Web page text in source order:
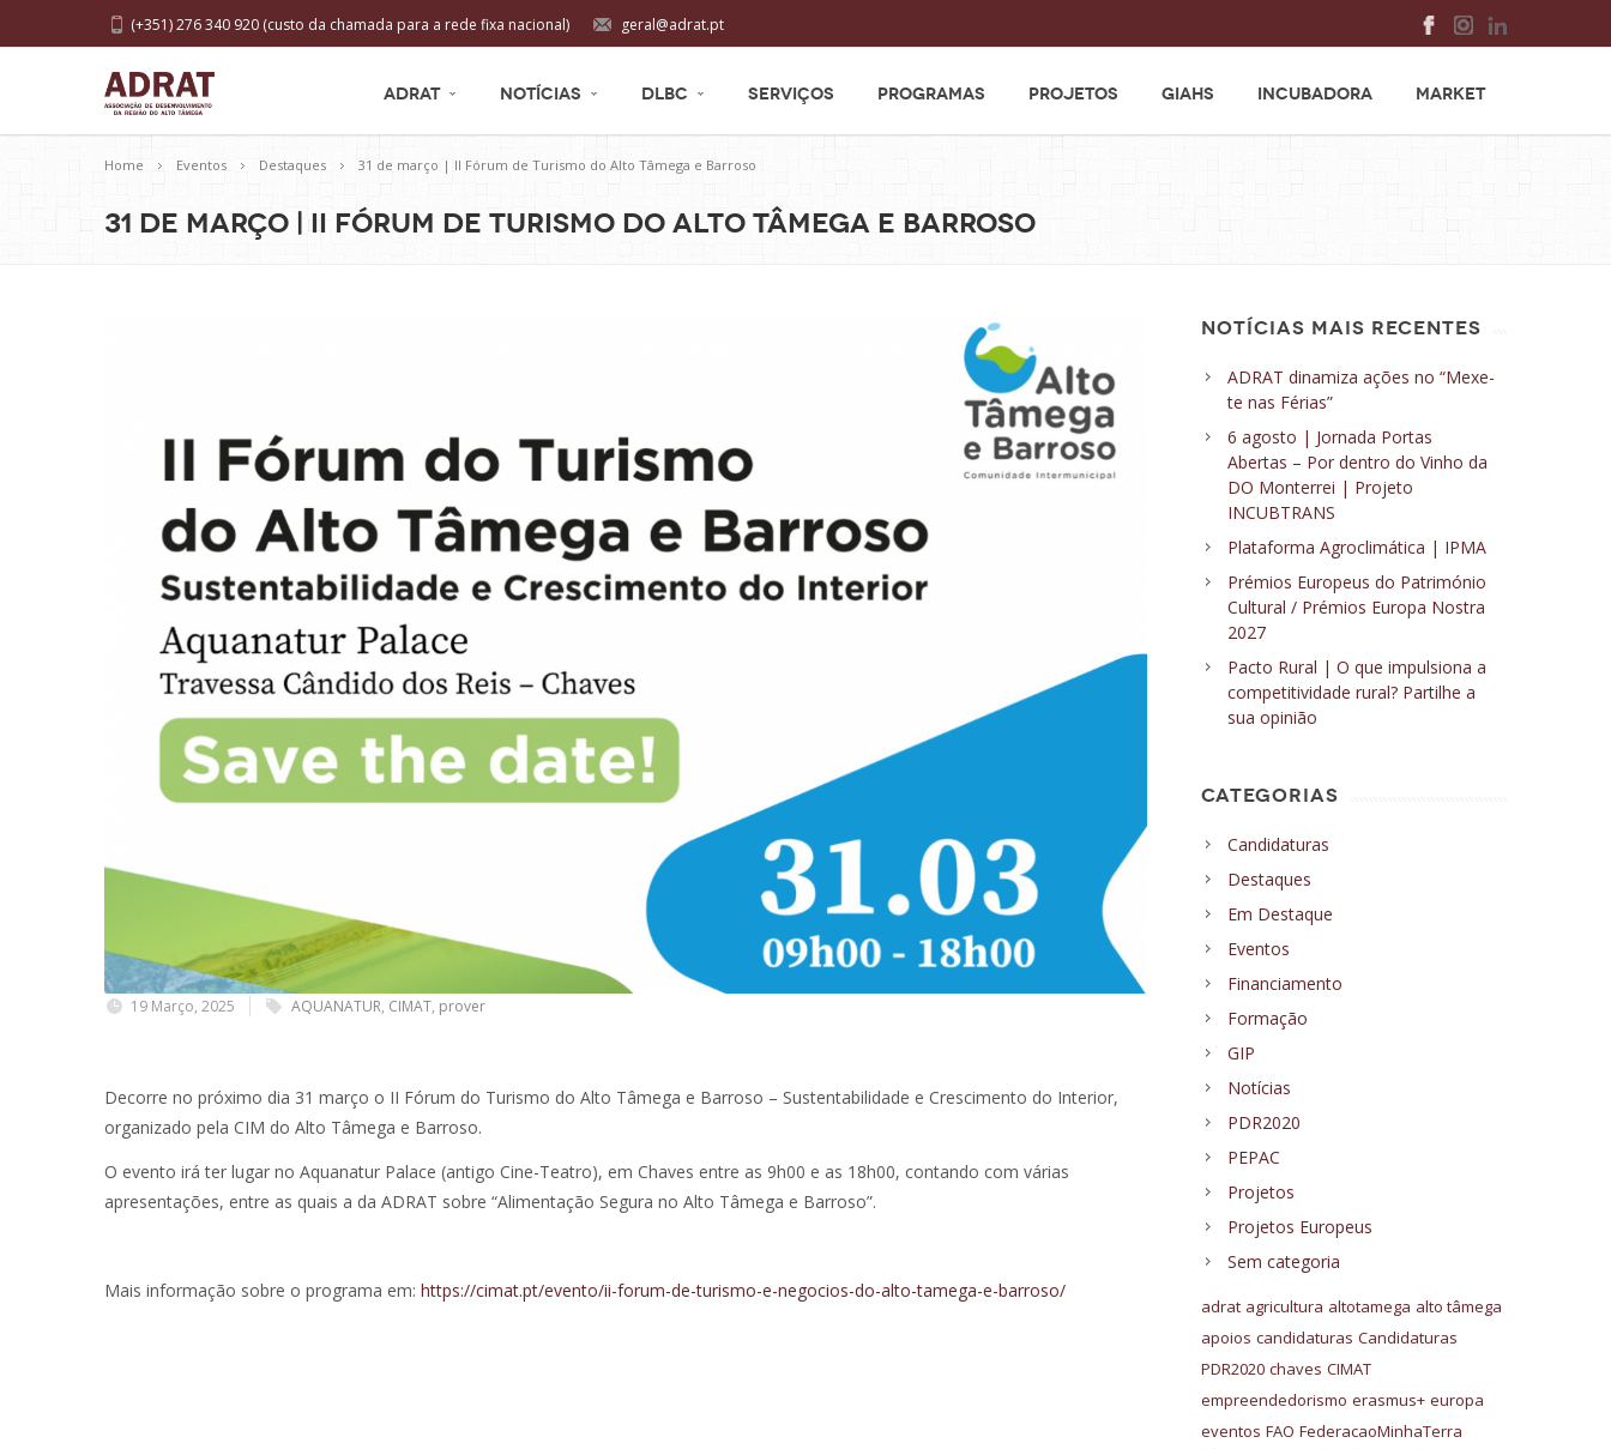
geral@adrat.pt
(+351) 276 340 920 (custo da chamada para a rede fixa nacional)
ADRAT NOTÍCIAS DLBC SERVIÇOS PROGRAMAS PROJETOS GIAHS INCUBADORA MARKET
Home Eventos Destaques 31 de março | II Fórum de Turismo do Alto Tâmega e Barroso
31 de março | II Fórum de Turismo do Alto Tâmega e Barroso
19 Março, 2025 AQUANATUR, CIMAT, prover
Decorre no próximo dia 31 março o II Fórum do Turismo do Alto Tâmega e Barroso – Sustentabilidade e Crescimento do Interior,
organizado pela CIM do Alto Tâmega e Barroso.
O evento irá ter lugar no Aquanatur Palace (antigo Cine-Teatro), em Chaves entre as 9h00 e as 18h00, contando com várias
apresentações, entre as quais a da ADRAT sobre “Alimentação Segura no Alto Tâmega e Barroso”.
Mais informação sobre o programa em: https://cimat.pt/evento/ii-forum-de-turismo-e-negocios-do-alto-tamega-e-barroso/
NOTÍCIAS MAIS RECENTES
ADRAT dinamiza ações no “Mexe-
te nas Férias”
6 agosto | Jornada Portas
Abertas – Por dentro do Vinho da
DO Monterrei | Projeto
INCUBTRANS
Plataforma Agroclimática | IPMA
Prémios Europeus do Património
Cultural / Prémios Europa Nostra
2027
Pacto Rural | O que impulsiona a
competitividade rural? Partilhe a
sua opinião
CATEGORIAS
Candidaturas
Destaques
Em Destaque
Eventos
Financiamento
Formação
GIP
Notícias
PDR2020
PEPAC
Projetos
Projetos Europeus
Sem categoria
adrat agricultura altotamega alto tâmega
apoios candidaturas Candidaturas
PDR2020 chaves CIMAT
empreendedorismo erasmus+ europa
eventos FAO FederacaoMinhaTerra